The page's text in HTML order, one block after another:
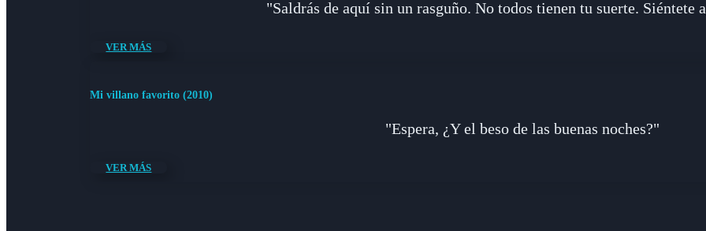
"Saldrás de aquí sin un rasguño. No todos tienen tu suerte. Siéntete
VER MÁS
Mi villano favorito (2010)
"Espera, ¿Y el beso de las buenas noches?"
VER MÁS